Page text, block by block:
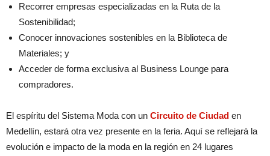
Recorrer empresas especializadas en la Ruta de la
Sostenibilidad;
Conocer innovaciones sostenibles en la Biblioteca de
Materiales; y
Acceder de forma exclusiva al Business Lounge para
compradores.
El espíritu del Sistema Moda con un Circuito de Ciudad en
Medellín, estará otra vez presente en la feria. Aquí se reflejará la
evolución e impacto de la moda en la región en 24 lugares